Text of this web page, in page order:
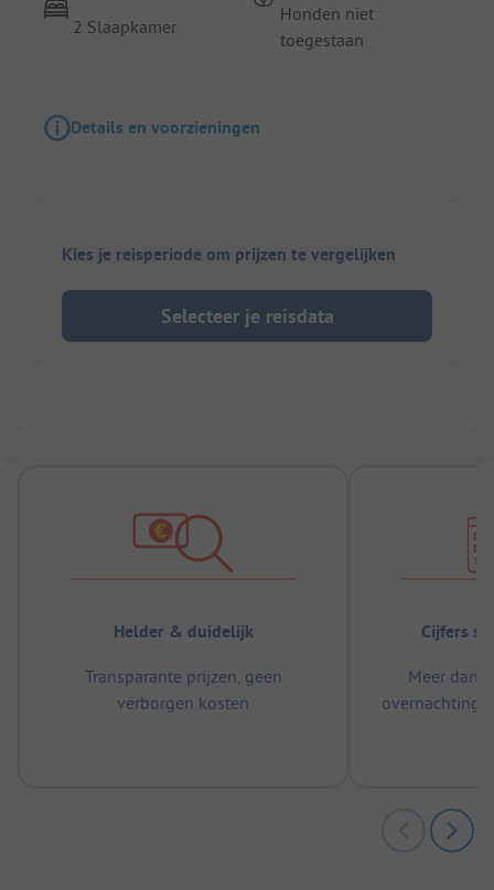
2 Slaapkamer
Honden niet
toegestaan
Details en voorzieningen
Kies je reisperiode om prijzen te vergelijken
Selecteer je reisdata
Helder & duidelijk
Transparante prijzen, geen
verborgen kosten
Cijfers
Meer dan